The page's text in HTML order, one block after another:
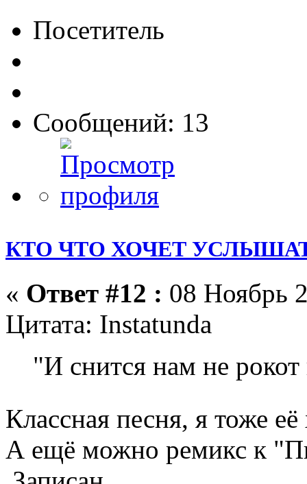
Посетитель
Сообщений: 13
КТО ЧТО ХОЧЕТ
« Ответ #12 : 08 Ноябрь
Цитата: Instatunda
"И снится нам не
Классная песня, я тоже
А ещё можно ремикс к